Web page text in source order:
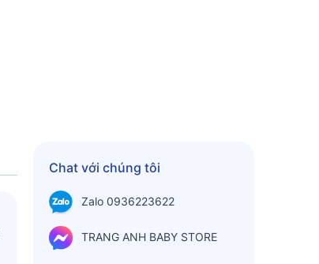
Chat với chúng tôi
Zalo 0936223622
TRANG ANH BABY STORE